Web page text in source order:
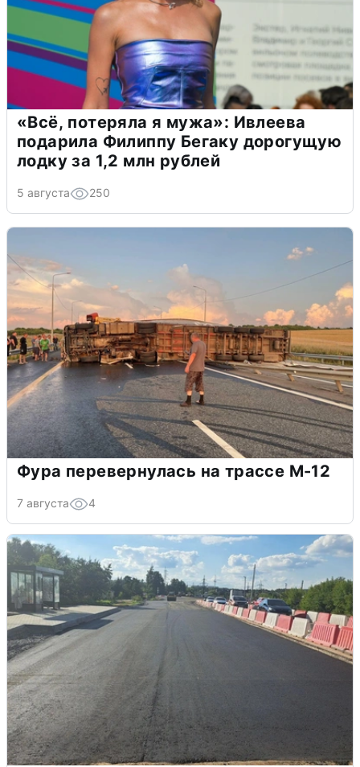
«Всё, потеряла я мужа»: Ивлеева
подарила Филиппу Бегаку дорогущую
лодку за 1,2 млн рублей
5 августа 250
Фура перевернулась на трассе М-12
7 августа 4